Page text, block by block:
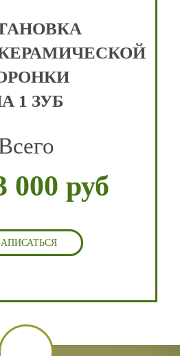
1 ЗУБ
000 руб